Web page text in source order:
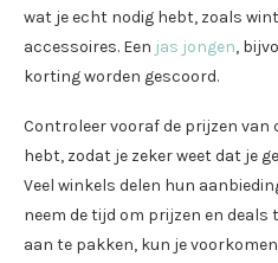
wat je echt nodig hebt, zoals
accessoires. Een jas jongen,
korting worden gescoord.
Controleer vooraf de prijzen van
hebt, zodat je zeker weet dat je
Veel winkels delen hun
neem de tijd om prijzen en deals
aan te pakken, kun je